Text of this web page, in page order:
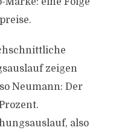
zeigen
Neumann: Der
also